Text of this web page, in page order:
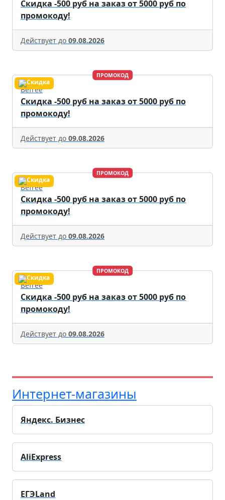
Скидка -500 руб на заказ от 5000 руб по
промокоду!
Действует до 09.08.2026
ПРОМОКОД
Befree
Скидка -500 руб на заказ от 5000 руб по
промокоду!
Действует до 09.08.2026
ПРОМОКОД
Befree
Скидка -500 руб на заказ от 5000 руб по
промокоду!
Действует до 09.08.2026
ПРОМОКОД
Befree
Скидка -500 руб на заказ от 5000 руб по
промокоду!
Действует до 09.08.2026
Интернет-магазины
Яндекс. Бизнес
AliExpress
ЕГЭLand